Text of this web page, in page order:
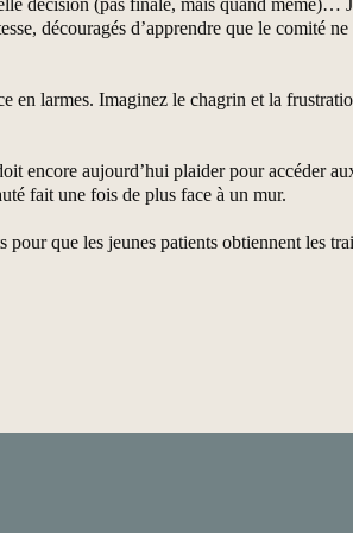
décision (pas finale, mais quand même)…
découragés d’apprendre que le comité
larmes. Imaginez le chagrin et la
encore aujourd’hui plaider pour accéder
fait une fois de plus face à un mur.
que les jeunes patients obtiennent les